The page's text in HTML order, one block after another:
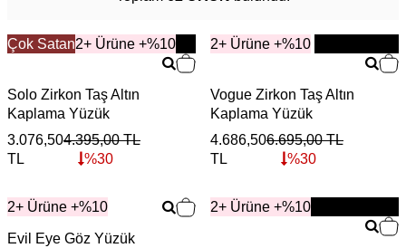
Çok Satan2+ Ürüne +%10
YENİ
Solo Zirkon Taş Altın
Kaplama Yüzük
3.076,50
TL
4.395,00TL
%30
2+ Ürüne +%10
YENİ
Vogue Zirkon Taş Altın
Kaplama Yüzük
4.686,50
TL
6.695,00TL
%30
2+ Ürüne +%10
Evil Eye Göz Yüzük
2+ Ürüne +%10
YENİ